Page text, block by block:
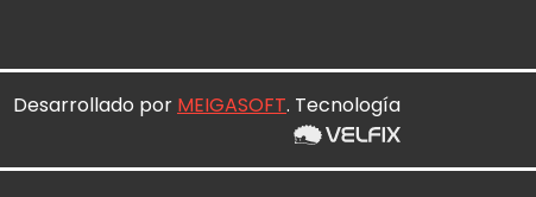
Desarrollado por MEIGASOFT. Tecnología